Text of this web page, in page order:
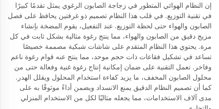
إن النظام الهوائي المتطور في زجاجة الصابون الرغوي يمثل تقدمًا كبيرًا
في تقنية التوزيع. في قلب هذا النظام تصميم ذو غرفتين يحافظ على فصل
الصابون والهواء حتى لحظة التوزيع. عند التفعيل، يقوم المضخة بإنشاء
مزيج دقيق من الصابون والهواء، مما ينتج رغوة مثالية بشكل ثابت في كل
مرة. يحتوي هذا النظام المتقدم على شاشات شبكية مصممة خصيصًا
تساعد في تشكيل فقاعات ذات حجم موحد، مما ينتج عنه قوام رغوة ناعم
وفاخر. تعمل التقنية على ضمان إمكانية إنتاج رغوة غنية وفعالة حتى من
محلول الصابون المخفف، ما يزيد كفاءة استخدام المحلول ويقلل الهدر.
كما أن تصميم النظام الدقيق يمنع الانسداد ويضمن أداءً موثوقًا به على
مدى آلاف الاستخدامات، مما يجعله مثاليًا لكل من الاستخدام المنزلي